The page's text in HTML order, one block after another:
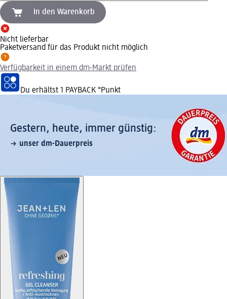
In den Warenkorb
Nicht lieferbar
Paketversand für das Produkt nicht möglich
Verfügbarkeit in einem dm-Markt prüfen
Du erhältst 1 PAYBACK °Punkt
Gestern, heute, immer günstig:
unser dm-Dauerpreis